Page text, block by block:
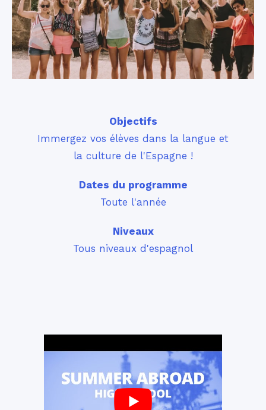
Objectifs
Immergez vos élèves dans la langue et
la culture de l'Espagne !
Dates du programme
Toute l'année
Niveaux
Tous niveaux d'espagnol